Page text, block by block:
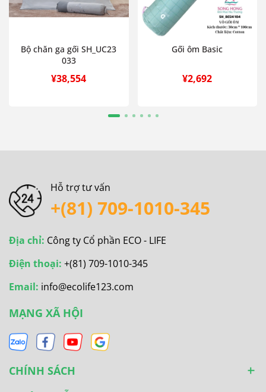
Bộ chăn ga gối SH_UC23
033
¥38,554
Gối ôm Basic
¥2,692
Hỗ trợ tư vấn
+(81) 709-1010-345
Địa chỉ: Công ty Cổ phần ECO - LIFE
Điện thoại: +(81) 709-1010-345
Email: info@ecolife123.com
MẠNG XÃ HỘI
CHÍNH SÁCH